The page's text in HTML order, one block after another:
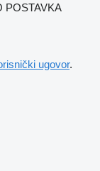
POSTAVKA
ugovor.